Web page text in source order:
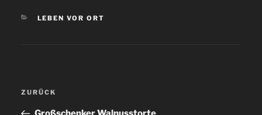
KATEGORIEN
LEBEN VOR ORT
Vorheriger
Beitrag
ZURÜCK